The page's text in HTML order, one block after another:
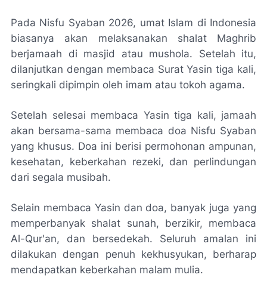
Pada Nisfu Syaban 2026, umat Islam di Indonesia
biasanya akan melaksanakan shalat Maghrib
berjamaah di masjid atau mushola. Setelah itu,
dilanjutkan dengan membaca Surat Yasin tiga kali,
seringkali dipimpin oleh imam atau tokoh agama.
Setelah selesai membaca Yasin tiga kali, jamaah
akan bersama-sama membaca doa Nisfu Syaban
yang khusus. Doa ini berisi permohonan ampunan,
kesehatan, keberkahan rezeki, dan perlindungan
dari segala musibah.
Selain membaca Yasin dan doa, banyak juga yang
memperbanyak shalat sunah, berzikir, membaca
Al-Qur'an, dan bersedekah. Seluruh amalan ini
dilakukan dengan penuh kekhusyukan, berharap
mendapatkan keberkahan malam mulia.